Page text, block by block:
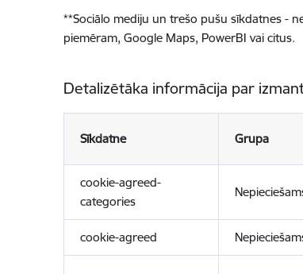
**Sociālo mediju un trešo pušu sīkdatnes -
piemēram, Google Maps, PowerBI vai citus.
Detalizētāka informācija par
Sīkdatne Grupa
cookie-agreed-
categories
cookie-agreed